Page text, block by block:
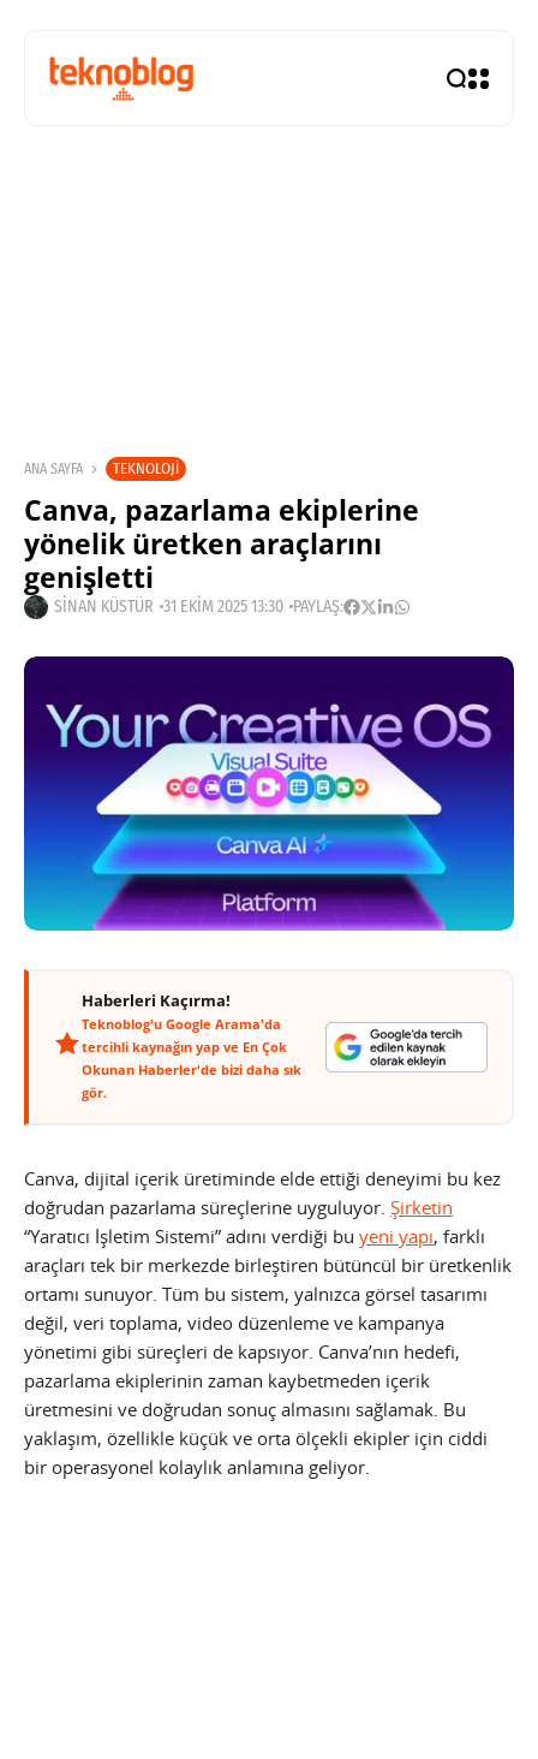
ANA SAYFA TEKNOLOJI
Canva, pazarlama ekiplerine
yönelik üretken araçlarını
genişletti
SINAN KÜSTÜR 31 EKIM 2025 13:30 PAYLAŞ:
Haberleri Kaçırma!
Teknoblog'u Google Arama'da
tercihli kaynağın yap ve En Çok
Okunan Haberler'de bizi daha sık
gör.
Canva, dijital içerik üretiminde elde ettiği deneyimi bu kez
doğrudan pazarlama süreçlerine uyguluyor. Şirketin
“Yaratıcı İşletim Sistemi” adını verdiği bu yeni yapı, farklı
araçları tek bir merkezde birleştiren bütüncül bir üretkenlik
ortamı sunuyor. Tüm bu sistem, yalnızca görsel tasarımı
değil, veri toplama, video düzenleme ve kampanya
yönetimi gibi süreçleri de kapsıyor. Canva’nın hedefi,
pazarlama ekiplerinin zaman kaybetmeden içerik
üretmesini ve doğrudan sonuç almasını sağlamak. Bu
yaklaşım, özellikle küçük ve orta ölçekli ekipler için ciddi
bir operasyonel kolaylık anlamına geliyor.